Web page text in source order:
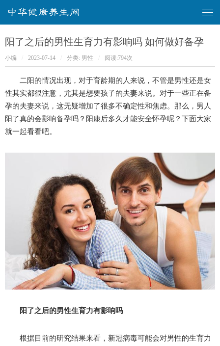
华健康养生网
阳了之后的男性生育力有影响吗 如何做好备孕
小编 2023-07-14 分类: 男性 阅读:794次
二阳的情况出现，对于育龄期的人来说，不管是男性还是女
性其实都很注意，尤其是想要孩子的夫妻来说。对于一些正在备
孕的夫妻来说，这无疑增加了很多不确定性和焦虑。那么，男人
阳了真的会影响备孕吗？阳康后多久才能安全怀孕呢？下面大家
就一起看看吧。
阳了之后的男性生育力有影响吗
根据目前的研究结果来看，新冠病毒可能会对男性的生育力